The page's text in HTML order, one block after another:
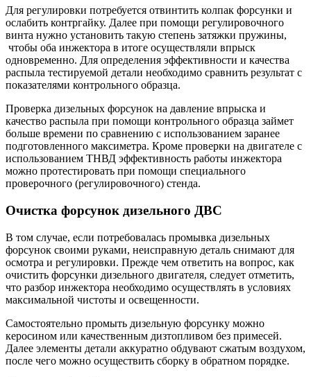
Для регулировки потребуется отвинтить колпак форсунки и
ослабить контргайку. Далее при помощи регулировочного
винта нужно установить такую степень затяжки пружины,
чтобы оба инжектора в итоге осуществляли впрыск
одновременно. Для определения эффективности и качества
распыла тестируемой детали необходимо сравнить результат с
показателями контрольного образца.
Проверка дизельных форсунок на давление впрыска и
качество распыла при помощи контрольного образца займет
больше времени по сравнению с использованием заранее
подготовленного максиметра. Кроме проверки на двигателе с
использованием ТНВД эффективность работы инжектора
можно протестировать при помощи специального
проверочного (регулировочного) стенда.
Очистка форсунок дизельного ДВС
В том случае, если потребовалась промывка дизельных
форсунок своими руками, неисправную деталь снимают для
осмотра и регулировки. Прежде чем ответить на вопрос, как
очистить форсунки дизельного двигателя, следует отметить,
что разбор инжектора необходимо осуществлять в условиях
максимальной чистоты и освещенности.
Самостоятельно промыть дизельную форсунку можно
керосином или качественным дизтопливом без примесей.
Далее элементы детали аккуратно обдувают сжатым воздухом,
после чего можно осуществить сборку в обратном порядке.